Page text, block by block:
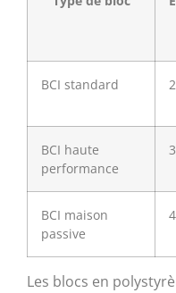
BCI standard
BCI haute
performance
BCI maison
passive
Les blocs en